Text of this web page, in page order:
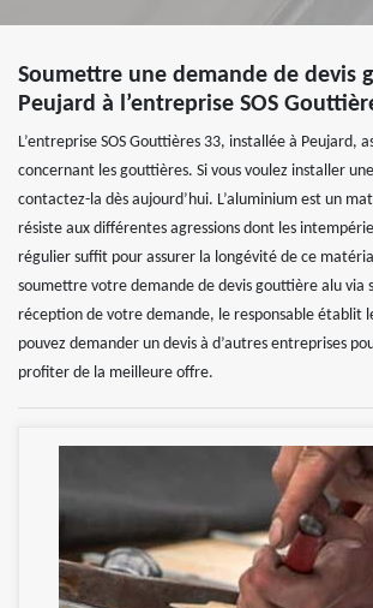
Soumettre une demande de devis
Peujard à l’entreprise SOS
L’entreprise SOS Gouttières 33, installée à Peujard,
concernant les gouttières. Si vous voulez installer
contactez-la dès aujourd’hui. L’aluminium est un
résiste aux différentes agressions dont les
régulier suffit pour assurer la longévité de ce
soumettre votre demande de devis gouttière alu via
réception de votre demande, le responsable établit
pouvez demander un devis à d’autres entreprises
profiter de la meilleure offre.